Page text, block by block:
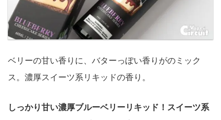
ベリーの甘い香りに、バターっぽい香りがのミック
ス。濃厚スイーツ系リキッドの香り。
しっかり甘い濃厚ブルーベリーリキッド！スイーツ系